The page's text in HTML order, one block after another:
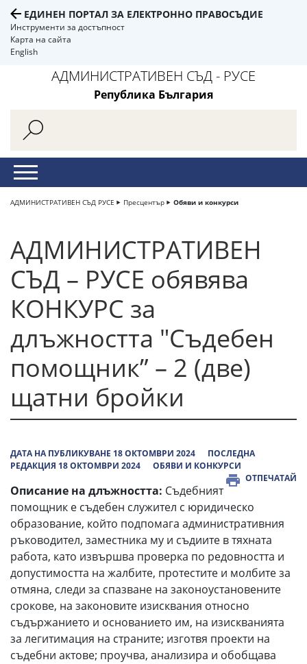
ЕДИНЕН ПОРТАЛ ЗА ЕЛЕКТРОННО ПРАВОСЪДИЕ
Инструменти за достъпност
Карта на сайта
English
АДМИНИСТРАТИВЕН СЪД - РУСЕ
Република България
АДМИНИСТРАТИВЕН СЪД РУСЕ Пресцентър Обяви и конкурси
АДМИНИСТРАТИВЕН
СЪД – РУСЕ обявява
КОНКУРС за
длъжността "Съдебен
помощник” – 2 (две)
щатни бройки
ДАТА НА ПУБЛИКУВАНЕ 18 ОКТОМВРИ 2024
ПОСЛЕДНА
РЕДАКЦИЯ 18 ОКТОМВРИ 2024
ОБЯВИ И КОНКУРСИ
ОТПЕЧАТАЙ
Описание на длъжността: Съдебният
помощник е съдебен служител с юридическо
образование, който подпомага административния
ръководител, заместника му и съдиите в тяхната
работа, като извършва проверка по редовността и
допустимостта на жалбите, протестите и молбите за
отмяна, следи за спазване на законоустановените
срокове, на законовите изисквания относно
съдържанието и основанието им, на изискванията
за легитимация на страните; изготвя проекти на
съдебни актове; проучва, анализира и обобщава